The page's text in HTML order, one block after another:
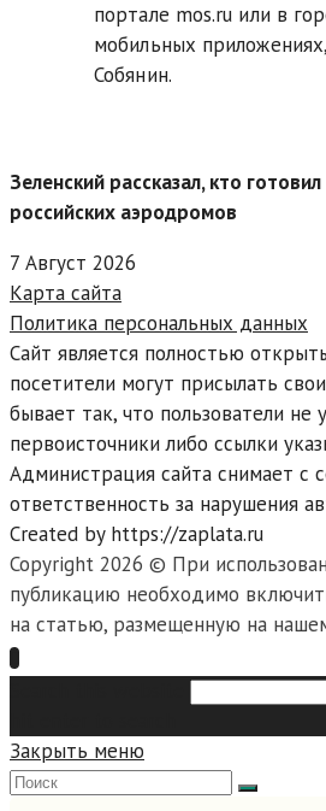
портале mos.ru или в
мобильных
Собянин.
Зеленский рассказал, кто
российских аэродромов
7 Август 2026
Карта сайта
Политика персональных данных
Сайт является полностью
посетители могут присылать
бывает так, что пользователи не
первоисточники либо ссылки
Администрация сайта снимает с
ответственность за нарушения
Created by https://zaplata.ru
Copyright 2026 © При
публикацию необходимо
на статью, размещенную на
Закрыть меню